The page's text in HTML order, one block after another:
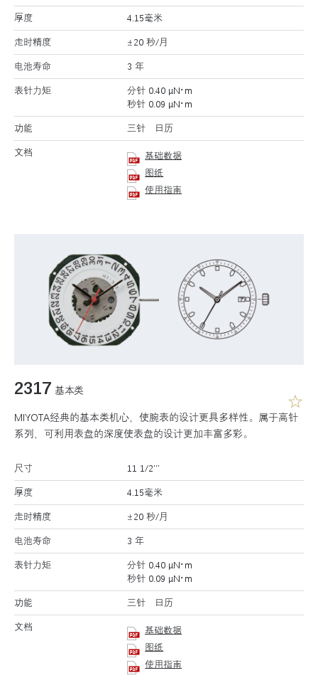
厚度 4.15毫米
走时精度 ±20 秒/月
电池寿命 3 年
表针力矩
分针 0.40 μN･m
秒针 0.09 μN･m
功能 三针 日历
文档
基础数据
图纸
使用指南
2317 基本类
MIYOTA经典的基本类机心，使腕表的设计更具多样性。属于高针
系列，可利用表盘的深度使表盘的设计更加丰富多彩。
尺寸 11 1/2’’’
厚度 4.15毫米
走时精度 ±20 秒/月
电池寿命 3 年
表针力矩
分针 0.40 μN･m
秒针 0.09 μN･m
功能 三针 日历
文档
基础数据
图纸
使用指南